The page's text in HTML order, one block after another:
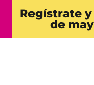
Regístrate
de